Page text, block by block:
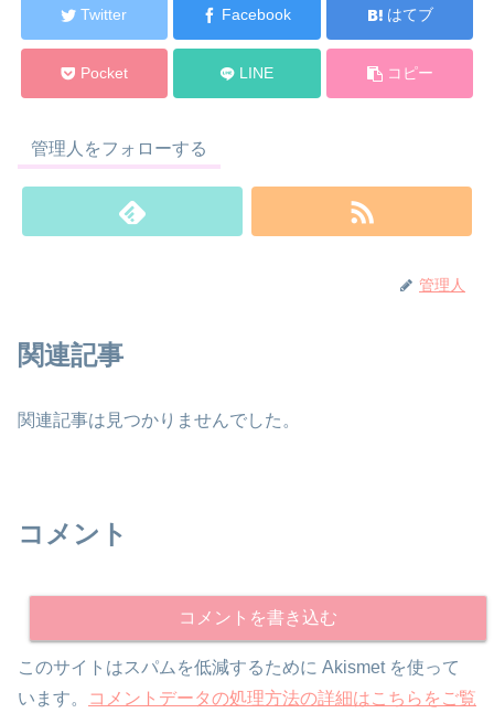
Twitter Facebook はてブ
Pocket LINE コピー
管理人をフォローする
管理人
関連記事
関連記事は見つかりませんでした。
コメント
コメントを書き込む
このサイトはスパムを低減するために Akismet を使って
います。
コメントデータの処理方法の詳細はこちらをご覧